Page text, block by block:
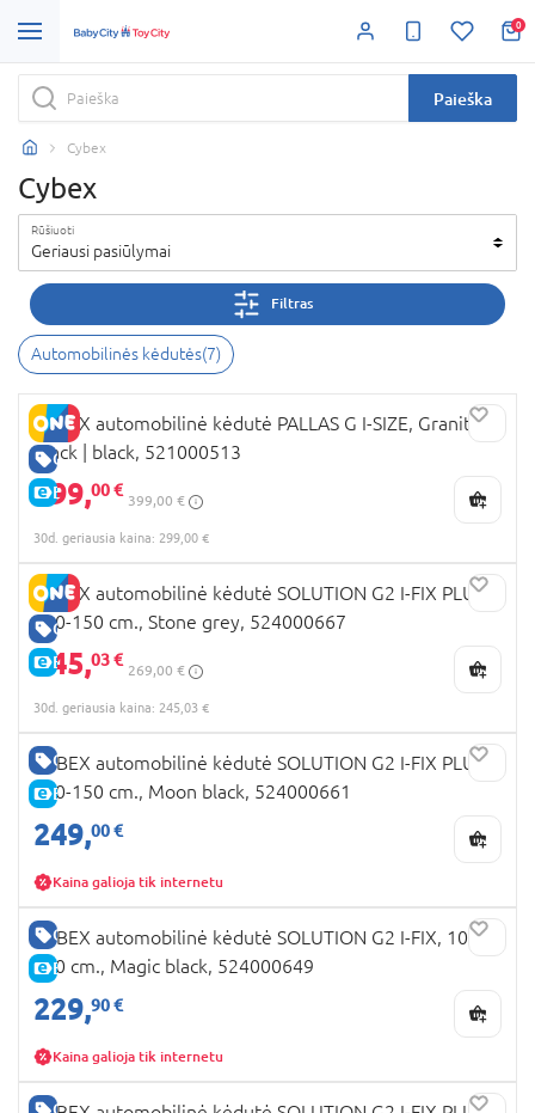
0
Paieška
Cybex
Cybex
Rūšiuoti
Geriausi pasiūlymai
Filtras
Automobilinės kėdutės(7)
GERA KAINA
E-KAINA
CYBEX automobilinė kėdutė PALLAS G I-SIZE, Granite
Black | black, 521000513
299,00 €
399,00 €
30d. geriausia kaina: 299,00 €
GERA KAINA
E-KAINA
CYBEX automobilinė kėdutė SOLUTION G2 I-FIX PLUS,
100-150 cm., Stone grey, 524000667
245,03 €
269,00 €
30d. geriausia kaina: 245,03 €
GERA KAINA
E-KAINA
CYBEX automobilinė kėdutė SOLUTION G2 I-FIX PLUS,
100-150 cm., Moon black, 524000661
249,00 €
Kaina galioja tik internetu
GERA KAINA
E-KAINA
CYBEX automobilinė kėdutė SOLUTION G2 I-FIX, 100-
150 cm., Magic black, 524000649
229,90 €
Kaina galioja tik internetu
GERA KAINA